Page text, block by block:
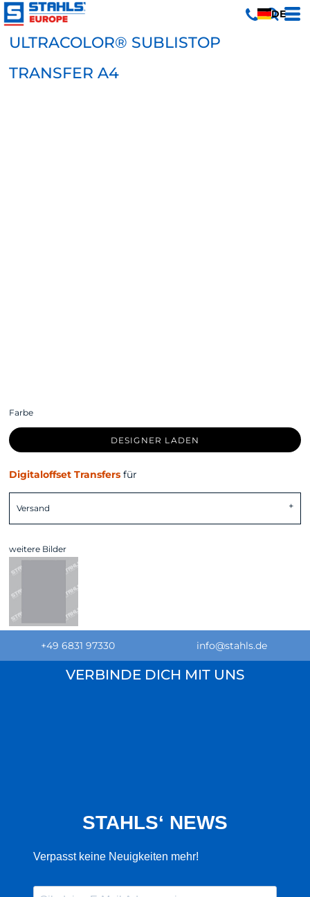
ULTRACOLOR® SUBLISTOP
TRANSFER A4
Farbe
DESIGNER LADEN
Digitaloffset Transfers für
Versand
weitere Bilder
+49 6831 97330 info@stahls.de
VERBINDE DICH MIT UNS
DE